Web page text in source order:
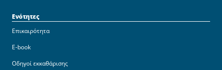
Ενότητες
Επικαιρότητα
E-book
Οδηγοί εκκαθάρισης